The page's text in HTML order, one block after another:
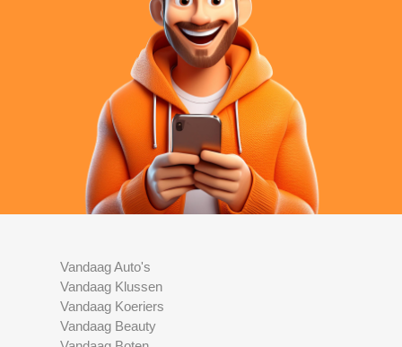
Vandaag Auto's
Vandaag Klussen
Vandaag Koeriers
Vandaag Beauty